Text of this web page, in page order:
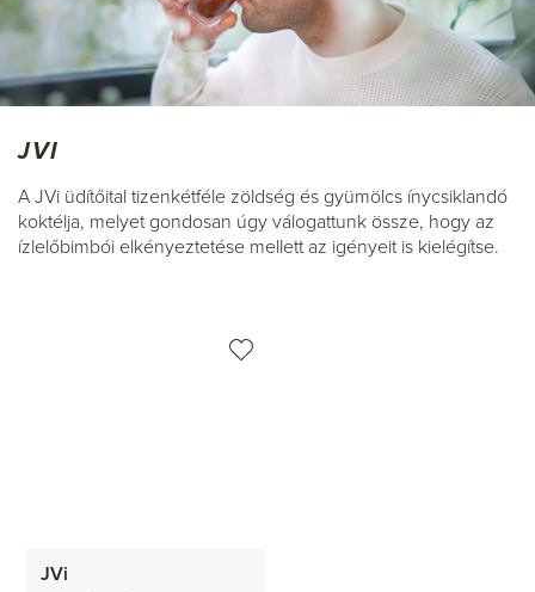
JVI
A JVi üdítőital tizenkétféle zöldség és gyümölcs ínycsiklandó
koktélja, melyet gondosan úgy válogattunk össze, hogy az
ízlelőbimbói elkényeztetése mellett az igényeit is kielégítse.
JVi